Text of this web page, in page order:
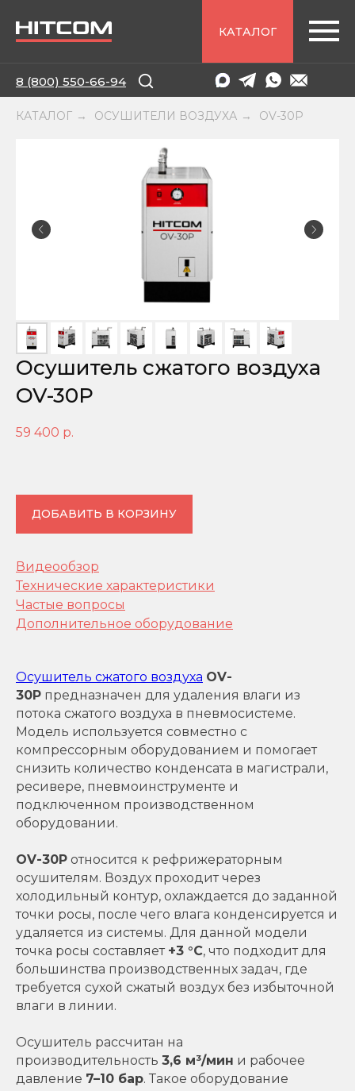
КАТАЛОГ
8 (800) 550-66-94
КАТАЛОГ → ОСУШИТЕЛИ ВОЗДУХА → OV-30P
Осушитель сжатого воздуха
OV-30P
59 400 р.
ДОБАВИТЬ В КОРЗИНУ
Видеообзор
Технические характеристики
Частые вопросы
Дополнительное оборудование
Осушитель сжатого воздуха OV-
30P предназначен для удаления влаги из
потока сжатого воздуха в пневмосистеме.
Модель используется совместно с
компрессорным оборудованием и помогает
снизить количество конденсата в магистрали,
ресивере, пневмоинструменте и
подключенном производственном
оборудовании.
OV-30P относится к рефрижераторным
осушителям. Воздух проходит через
холодильный контур, охлаждается до заданной
точки росы, после чего влага конденсируется и
удаляется из системы. Для данной модели
точка росы составляет +3 °C, что подходит для
большинства производственных задач, где
требуется сухой сжатый воздух без избыточной
влаги в линии.
Осушитель рассчитан на
производительность 3,6 м³/мин и рабочее
давление 7–10 бар. Такое оборудование